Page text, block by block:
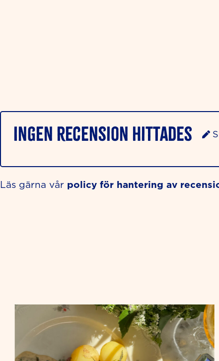
Ingen recension hittades
Läs gärna vår policy för hantering av